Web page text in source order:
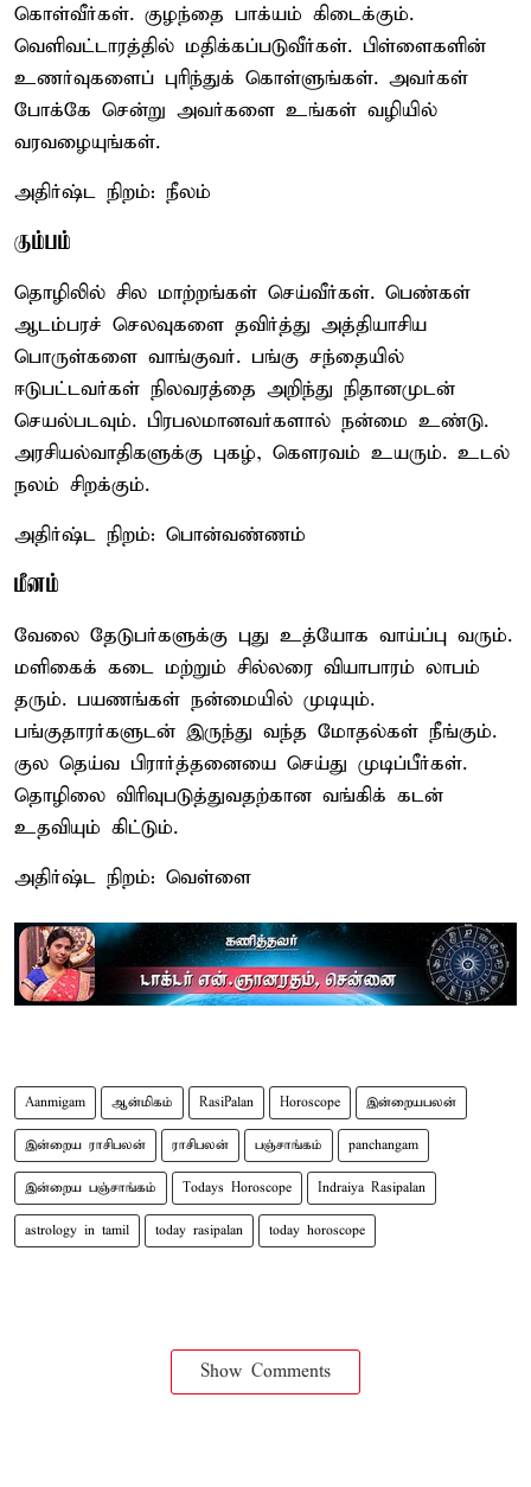
கொள்வீர்கள். குழந்தை பாக்யம் கிடைக்கும்.
வெளிவட்டாரத்தில் மதிக்கப்படுவீர்கள். பிள்ளைகளின்
உணர்வுகளைப் புரிந்துக் கொள்ளுங்கள். அவர்கள்
போக்கே சென்று அவர்களை உங்கள் வழியில்
வரவழையுங்கள்.
அதிர்ஷ்ட நிறம்: நீலம்
கும்பம்
தொழிலில் சில மாற்றங்கள் செய்வீர்கள். பெண்கள்
ஆடம்பரச் செலவுகளை தவிர்த்து அத்தியாசிய
பொருள்களை வாங்குவர். பங்கு சந்தையில்
ஈடுபட்டவர்கள் நிலவரத்தை அறிந்து நிதானமுடன்
செயல்படவும். பிரபலமானவர்களால் நன்மை உண்டு.
அரசியல்வாதிகளுக்கு புகழ், கௌரவம் உயரும். உடல்
நலம் சிறக்கும்.
அதிர்ஷ்ட நிறம்: பொன்வண்ணம்
மீனம்
வேலை தேடுபர்களுக்கு புது உத்யோக வாய்ப்பு வரும்.
மளிகைக் கடை மற்றும் சில்லரை வியாபாரம் லாபம்
தரும். பயணங்கள் நன்மையில் முடியும்.
பங்குதாரர்களுடன் இருந்து வந்த மோதல்கள் நீங்கும்.
குல தெய்வ பிரார்த்தனையை செய்து முடிப்பீர்கள்.
தொழிலை விரிவுபடுத்துவதற்கான வங்கிக் கடன்
உதவியும் கிட்டும்.
அதிர்ஷ்ட நிறம்: வெள்ளை
Aanmigam ஆன்மிகம் RasiPalan Horoscope இன்றையபலன்
இன்றைய ராசிபலன் ராசிபலன் பஞ்சாங்கம் panchangam
இன்றைய பஞ்சாங்கம் Todays Horoscope Indraiya Rasipalan
astrology in tamil today rasipalan today horoscope
Show Comments